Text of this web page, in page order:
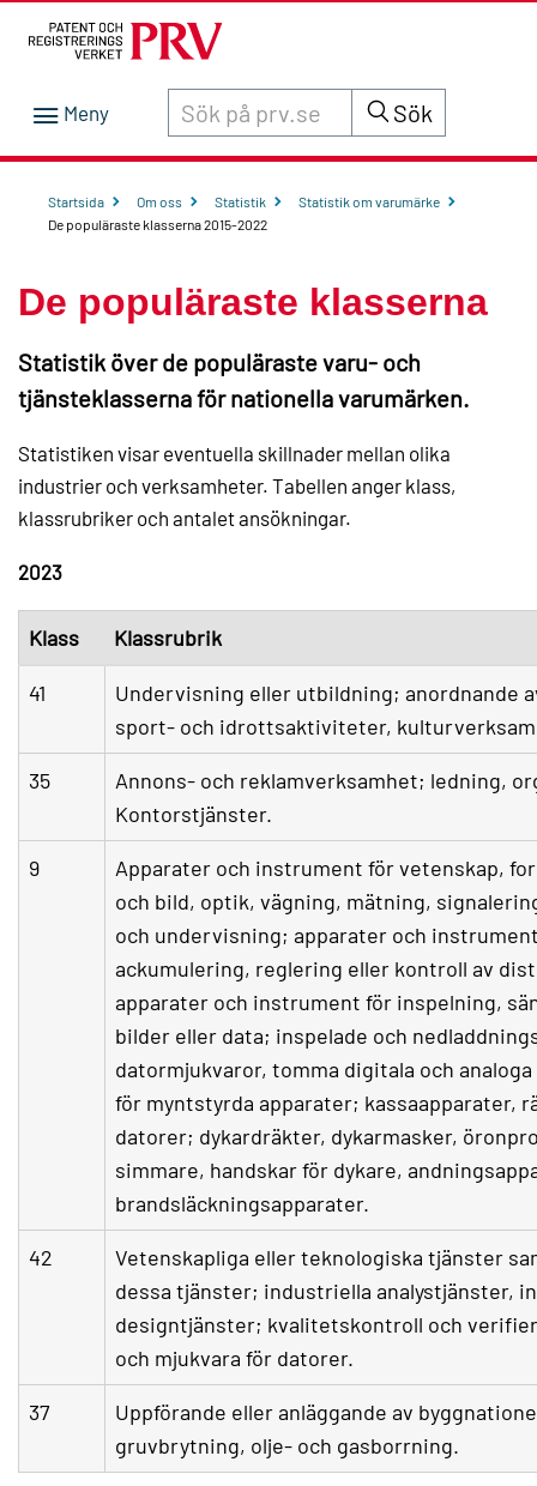
Sök innehåll på siten prv.se Sök
Startsida Om oss Statistik
Statistik om varumärke
De populäraste klasserna 2015-2022
De populäraste klasserna
Statistik över de populäraste varu- och
tjänsteklasserna för nationella varumärken.
Statistiken visar eventuella skillnader mellan olika
industrier och verksamheter. Tabellen anger klass,
klassrubriker och antalet ansökningar.
2023
Klass Klassrubrik
41
Undervisning eller utbildning; anordnande
sport- och idrottsaktiviteter,
35
Annons- och reklamverksamhet; ledning,
Kontorstjänster.
9
Apparater och instrument för vetenskap,
och bild, optik, vägning, mätning,
och undervisning; apparater och
ackumulering, reglering eller kontroll av
apparater och instrument för inspelning,
bilder eller data; inspelade och
datormjukvaror, tomma digitala och
för myntstyrda apparater; kassaapparater,
datorer; dykardräkter, dykarmasker,
simmare, handskar för dykare,
brandsläckningsapparater.
42
Vetenskapliga eller teknologiska tjänster
dessa tjänster; industriella analystjänster,
designtjänster; kvalitetskontroll och
och mjukvara för datorer.
37
Uppförande eller anläggande av
gruvbrytning, olje- och gasborrning.